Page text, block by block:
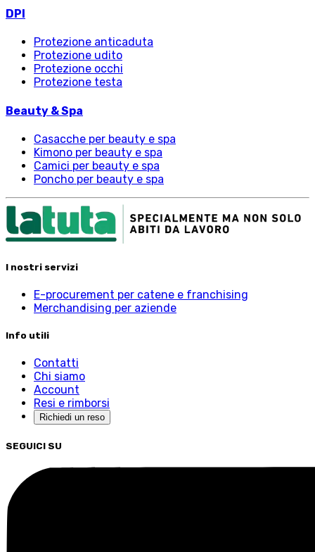
DPI
Protezione anticaduta
Protezione udito
Protezione occhi
Protezione testa
Beauty & Spa
Casacche per beauty e spa
Kimono per beauty e spa
Camici per beauty e spa
Poncho per beauty e spa
I nostri servizi
E-procurement per catene e franchising
Merchandising per aziende
Info utili
Contatti
Chi siamo
Account
Resi e rimborsi
Richiedi un reso
SEGUICI SU